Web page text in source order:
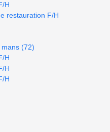
H
restauration F/H
(72)
H
H
H